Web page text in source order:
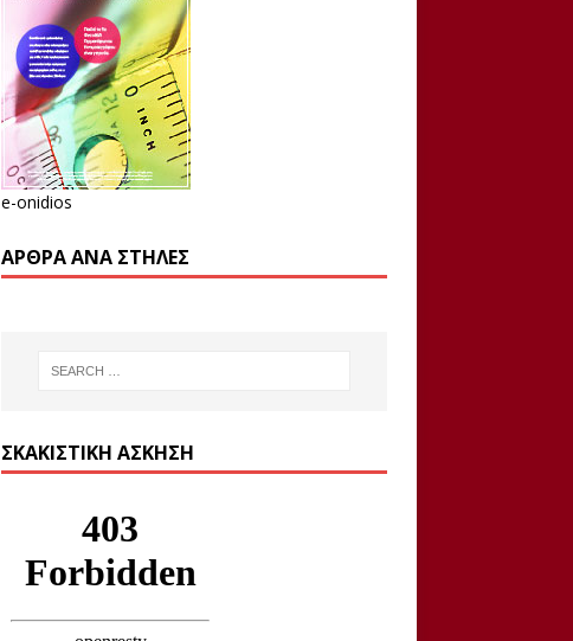
e-onidios
ΆΡΘΡΑ ΑΝΆ ΣΤΉΛΕΣ
ΣΚΑΚΙΣΤΙΚΉ ΆΣΚΗΣΗ